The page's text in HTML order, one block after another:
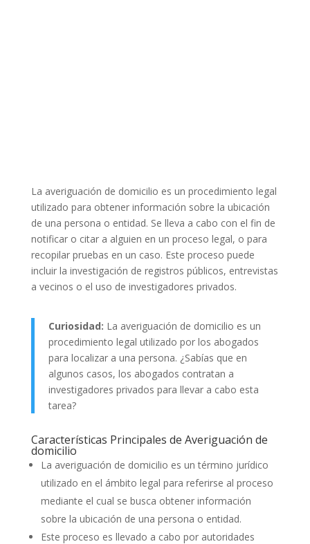
La averiguación de domicilio es un procedimiento legal
utilizado para obtener información sobre la ubicación
de una persona o entidad. Se lleva a cabo con el fin de
notificar o citar a alguien en un proceso legal, o para
recopilar pruebas en un caso. Este proceso puede
incluir la investigación de registros públicos, entrevistas
a vecinos o el uso de investigadores privados.
Curiosidad: La averiguación de domicilio es un
procedimiento legal utilizado por los abogados
para localizar a una persona. ¿Sabías que en
algunos casos, los abogados contratan a
investigadores privados para llevar a cabo esta
tarea?
Características Principales de Averiguación de
domicilio
La averiguación de domicilio es un término jurídico
utilizado en el ámbito legal para referirse al proceso
mediante el cual se busca obtener información
sobre la ubicación de una persona o entidad.
Este proceso es llevado a cabo por autoridades